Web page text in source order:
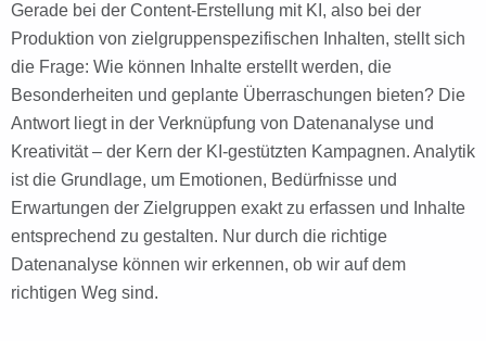
Gerade bei der Content-Erstellung mit KI, also bei der
Produktion von zielgruppenspezifischen Inhalten, stellt sich
die Frage: Wie können Inhalte erstellt werden, die
Besonderheiten und geplante Überraschungen bieten? Die
Antwort liegt in der Verknüpfung von Datenanalyse und
Kreativität – der Kern der KI-gestützten Kampagnen. Analytik
ist die Grundlage, um Emotionen, Bedürfnisse und
Erwartungen der Zielgruppen exakt zu erfassen und Inhalte
entsprechend zu gestalten. Nur durch die richtige
Datenanalyse können wir erkennen, ob wir auf dem
richtigen Weg sind.